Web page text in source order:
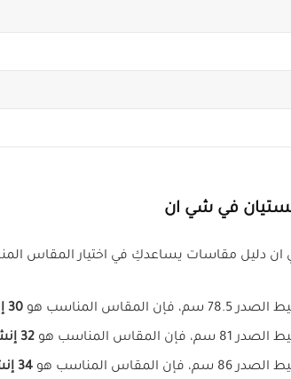
في شي ان
ان دليل مقاسات يساعدكِ في اختيار المقاس
فإن المقاس المناسب هو 30 إنش
فإن المقاس المناسب هو 32 إنش
فإن المقاس المناسب هو 34 إنش